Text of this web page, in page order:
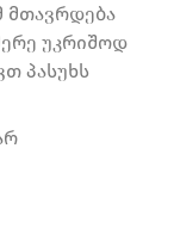
მთავრდება
უკრიშოდ
პასუხს